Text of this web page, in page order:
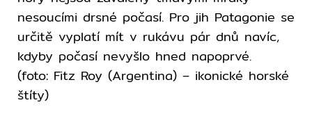
nesoucími drsné počasí. Pro jih Patagonie se
určitě vyplatí mít v rukávu pár dnů navíc,
kdyby počasí nevyšlo hned napoprvé.
(foto: Fitz Roy (Argentina) – ikonické horské
štíty)